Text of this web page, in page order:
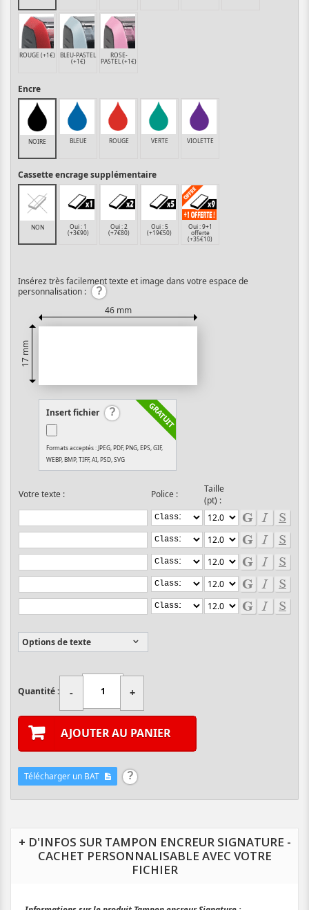
ROUGE (+1€)
BLEU-PASTEL
(+1€)
ROSE-
PASTEL (+1€)
Encre
NOIRE BLEUE ROUGE VERTE VIOLETTE
Cassette encrage supplémentaire
NON
Oui : 1
(+3€90)
Oui : 2
(+7€80)
Oui : 5
(+19€50)
Oui : 9+1
offerte
(+35€10)
Insérez très facilement texte et image dans votre espace de
personnalisation :
46 mm
17 mm
Insert fichier
Formats acceptés : JPEG, PDF, PNG, EPS, GIF,
WEBP, BMP, TIFF, AI, PSD, SVG
Votre texte : Police :
Taille
(pt) :
Options de texte
Quantité : - +
AJOUTER AU PANIER
Télécharger un BAT
+ D'INFOS SUR TAMPON ENCREUR SIGNATURE -
CACHET PERSONNALISABLE AVEC VOTRE
FICHIER